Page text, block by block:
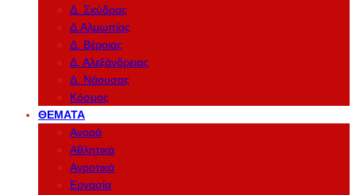
Δ. Σκύδρας
Δ.Αλμωπίας
Δ. Βέροιας
Δ. Αλεξάνδρειας
Δ. Νάουσας
Κόσμος
ΘΈΜΑΤΑ
Αγορά
Αθλητικά
Αγροτικά
Εργασία